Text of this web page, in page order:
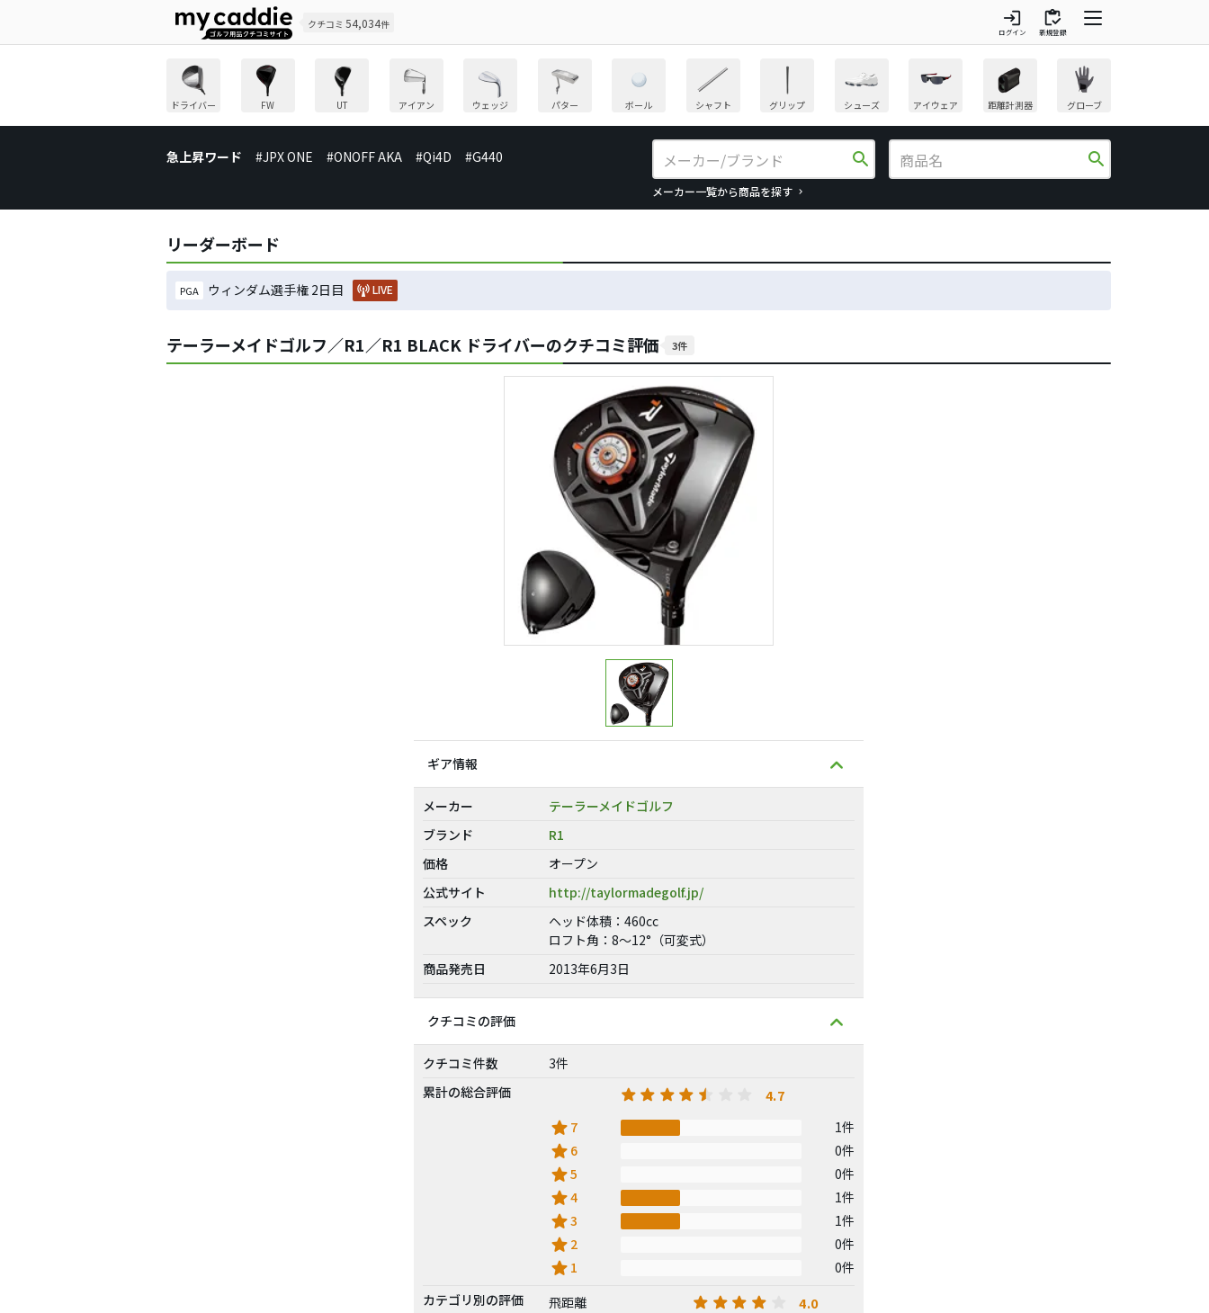
クチコミ 54,034件 login
ログイン
inventory
新規登録
ドライバー FW UT アイアン ウェッジ パター ボール シャフト グリップ シューズ アイウェア 距離計測器 グローブ
急上昇ワード #JPX ONE #ONOFF AKA #Qi4D #G440 search
メーカー一覧から商品を探す
search
リーダーボード
PGA ウィンダム選手権 2日目 LIVE
テーラーメイドゴルフ／R1／R1 BLACK ドライバーのクチコミ評価 3件
ギア情報
メーカー
テーラーメイドゴルフ
ブランド
R1
価格
オープン
公式サイト
http://taylormadegolf.jp/
スペック
ヘッド体積：460cc
ロフト角：8〜12°（可変式）
商品発売日
2013年6月3日
クチコミの評価
クチコミ件数
3件
累計の総合評価
4.7
star 7 1件
star 6 0件
star5 0件
star4 1件
star3 1件
star 2 0件
star 1
0件
カテゴリ別の評価
飛距離 4.0